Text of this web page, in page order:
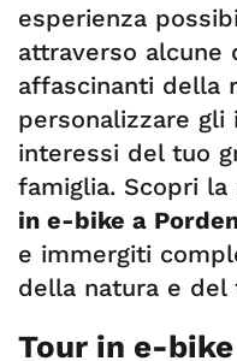
esperienza
attraverso alcune
affascinanti della
personalizzare gli
interessi del tuo
famiglia. Scopri la
in e-bike a
e immergiti
della natura e
Tour in e-